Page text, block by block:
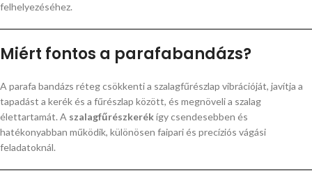
felhelyezéséhez.
Miért fontos a parafabandázs?
A parafa bandázs réteg csökkenti a szalagfűrészlap vibrációját, javítja a
tapadást a kerék és a fűrészlap között, és megnöveli a szalag
élettartamát. A szalagfűrészkerékígy csendesebben és
hatékonyabban működik, különösen faipari és precíziós vágási
feladatoknál.